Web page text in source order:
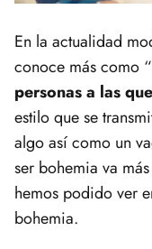
En la actualidad
conoce más como
personas a las
estilo que se
algo así como un
ser bohemia va
hemos podido ver
bohemia.